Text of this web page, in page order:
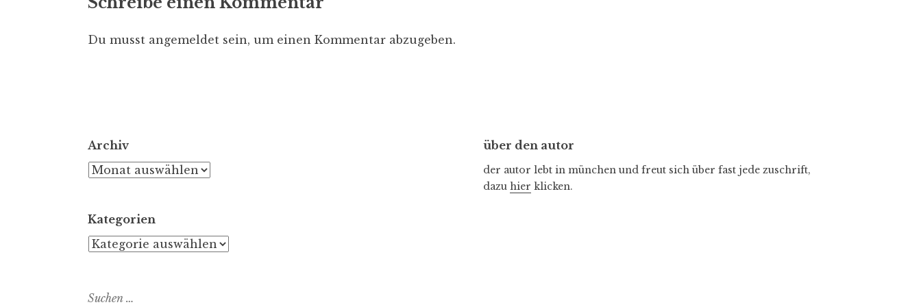
Du musst angemeldet sein, um einen Kommentar abzugeben.
Archiv
Archiv
Kategorien
Kategorien
Suchen
über den autor
der autor lebt in münchen und freut sich über fast jede zuschrift,
dazu hier klicken.